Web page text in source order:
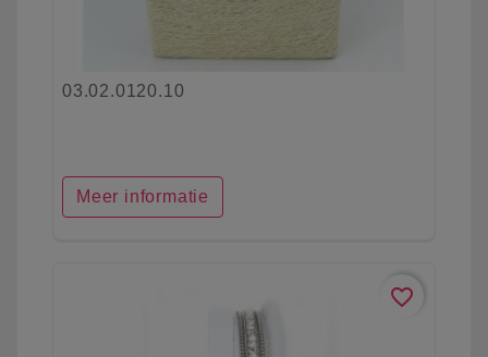
03.02.0120.10
Meer informatie
favorite_border